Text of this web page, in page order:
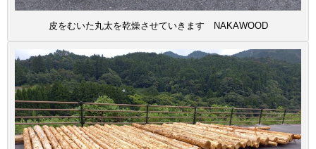
皮をむいた丸太を乾燥させていきます NAKAWOOD